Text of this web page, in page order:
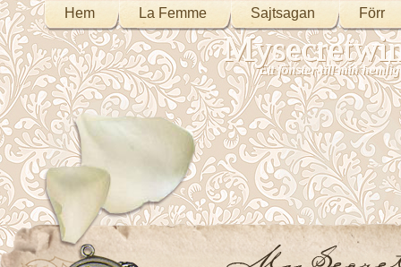
Hem La Femme Sajtsagan Förr
Ett fönster till min